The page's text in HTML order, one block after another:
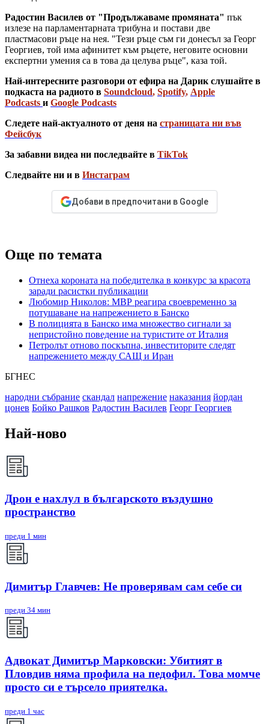
Радостин Василев от "Продължаваме промяната" пък
излезе на парламентарната трибуна и постави две
пластмасови ръце на нея. "Тези ръце съм ги донесъл за Георг
Георгиев, той има афинитет към ръцете, неговите основни
експертни умения са в това да целува ръце", каза той.
Най-интересните разговори от ефира на Дарик слушайте в
подкаста на радиото в Soundcloud, Spotify, Apple
Podcasts и Google Podcasts
Следете най-актуалното от деня на страницата ни във
Фейсбук
За забавни видеа ни последвайте в TikTok
Следвайте ни и в Инстаграм
Добави в предпочитани в Google
Още по темата
Отнеха короната на победителка в конкурс за красота
заради расистки публикации
Любомир Николов: МВР реагира своевременно за
потушаване на напрежението в Банско
В полицията в Банско има множество сигнали за
непристойно поведение на туристите от Италия
Петролът отново поскъпна, инвеститорите следят
напрежението между САЩ и Иран
БГНЕС
народни събрание скандал напрежение наказания йордан
цонев Бойко Рашков Радостин Василев Георг Георгиев
Най-ново
Дрон е нахлул в българското въздушно
пространство
преди 1 мин
Димитър Главчев: Не проверявам сам себе си
преди 34 мин
Адвокат Димитър Марковски: Убитият в
Пловдив няма профила на педофил. Това момче
просто си е търсело приятелка.
преди 1 час